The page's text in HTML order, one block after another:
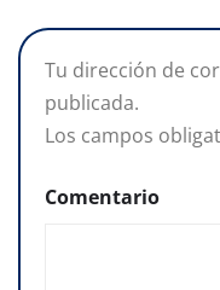
Tu dirección de
publicada.
Los campos
Comentario